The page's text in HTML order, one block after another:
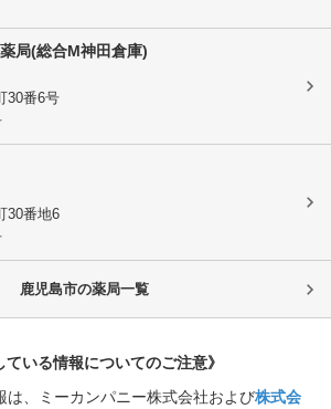
局(総合M神田倉庫)
30番6号
30番地6
鹿児島市の薬局一覧
ている情報についてのご注意》
は、ミーカンパニー株式会社および株式会